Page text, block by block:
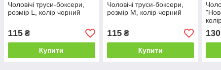
Чоловічі труси-боксери,
розмір L, колір чорний
115 ₴
Купити
Чоловічі труси-боксери,
розмір M, колір чорний
115₴
Купити
130